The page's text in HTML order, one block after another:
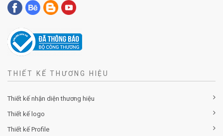
THIẾT KẾ THƯƠNG HIỆU
Thiết kế nhận diện thương hiệu
Thiết kế logo
Thiết kế Profile